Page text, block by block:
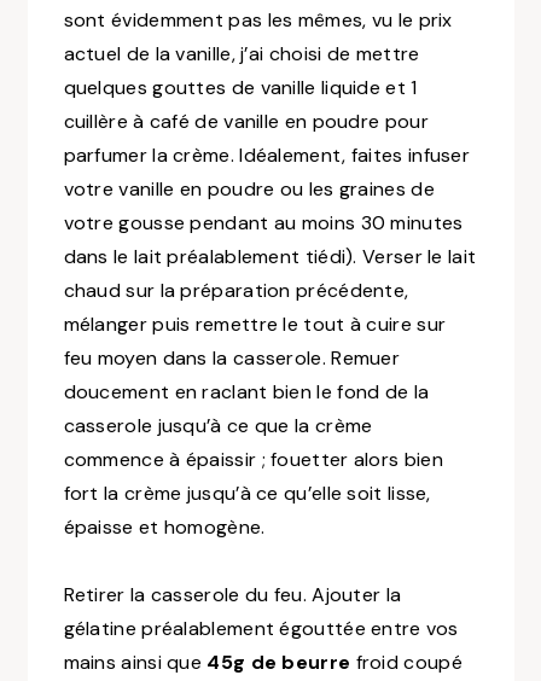
sont évidemment pas les mêmes, vu le prix
actuel de la vanille, j’ai choisi de mettre
quelques gouttes de vanille liquide et 1
cuillère à café de vanille en poudre pour
parfumer la crème. Idéalement, faites infuser
votre vanille en poudre ou les graines de
votre gousse pendant au moins 30 minutes
dans le lait préalablement tiédi). Verser le lait
chaud sur la préparation précédente,
mélanger puis remettre le tout à cuire sur
feu moyen dans la casserole. Remuer
doucement en raclant bien le fond de la
casserole jusqu’à ce que la crème
commence à épaissir ; fouetter alors bien
fort la crème jusqu’à ce qu’elle soit lisse,
épaisse et homogène.
Retirer la casserole du feu. Ajouter la
gélatine préalablement égouttée entre vos
mains ainsi que 45g de beurre froid coupé